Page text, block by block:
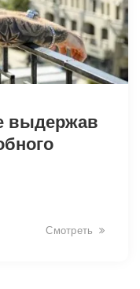
выдержав
Смотреть